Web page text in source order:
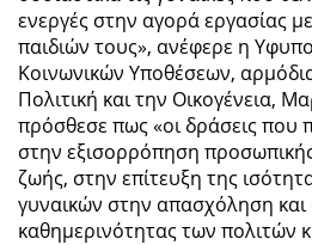
ενεργές στην αγορά εργασίας
παιδιών τους», ανέφερε η
Κοινωνικών Υποθέσεων,
Πολιτική και την Οικογένεια,
πρόσθεσε πως «οι δράσεις
στην εξισορρόπηση
ζωής, στην επίτευξη της
γυναικών στην απασχόληση
καθημερινότητας των πολιτών